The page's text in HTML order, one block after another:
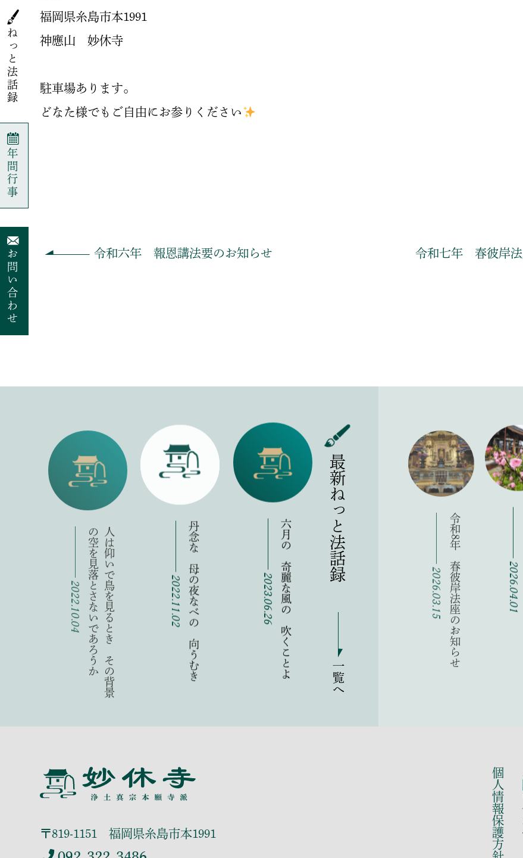
ねっと法話録
年間行事
お問い合わせ
福岡県糸島市本1991
神應山 妙休寺
駐車場あります。
どなた様でもご自由にお参りください
令和六年 報恩講法要のお知らせ 令和七年 春彼岸法
最新ねっと法話録
一覧へ
六月の 奇麗な風の 吹くことよ
2023.06.26
丹念な 母の夜なべの 向うむき
2022.11.02
人
は
仰
い
で
鳥
を
見
る
と
き
そ
の
背
景
の
空
を
見
落
と
さ
な
い
で
あ
ろ
う
か
2022.10.04 2026.04.01
令和8年 春彼岸法座のお知らせ
2026.03.15
〒819-1151 福岡県糸島市本1991 個人情報保護方針